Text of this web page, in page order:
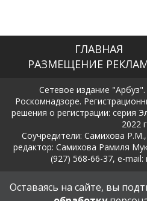
ГЛАВНАЯ
РАЗМЕЩЕНИЕ
Сетевое издание
Роскомнадзоре.
решения о регистрации: серия
2022
Соучредители: Самихова
редактор: Самихова Рамиля
(927) 568-66-37, e-mail:
Политика в отношении
Оставаясь на сайте, вы